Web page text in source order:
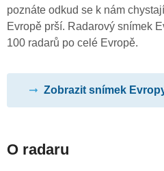
poznáte odkud se k nám
Evropě prší. Radarový snímek
100 radarů po celé Evropě.
Zobrazit snímek
O radaru